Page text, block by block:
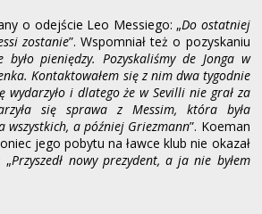
o odejście Leo Messiego: „Do ostatniej
zostanie”. Wspomniał też o pozyskaniu
było pieniędzy. Pozyskaliśmy de Jonga w
Kontaktowałem się z nim dwa tygodnie
wydarzyło i dlatego że w Sevilli nie grał za
się sprawa z Messim, która była
wszystkich, a później Griezmann”. Koeman
jego pobytu na ławce klub nie okazał
„Przyszedł nowy prezydent, a ja nie byłem